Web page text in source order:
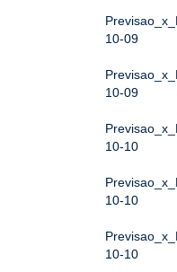
10-09
10-09
10-10
10-10
10-10